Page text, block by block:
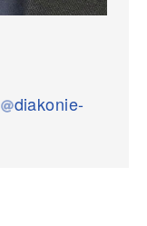
diakonie-